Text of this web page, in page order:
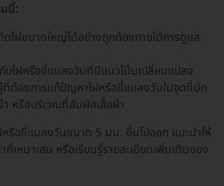
นี้:
ดไฝขนาดใหญ่ได้อย่างถูกต้องภายใต้การดูแล
บไฝหรือขี้แมลงวันที่มีแนวโน้มเปลี่ยนแปลง
ที่ต้องการแก้ปัญหาไฝหรือขี้แมลงวันในจุดที่มัก
า หรือบริเวณที่สัมผัสเสื้อผ้า
รือขี้แมลงวันขนาด 5 มม. ขึ้นไปออก แนะนำให้
เหมาะสม หรือเรียนรู้รายละเอียดเพิ่มเติมของ